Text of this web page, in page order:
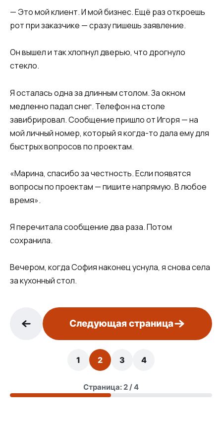
— Это мой клиент. И мой бизнес. Ещё раз откроешь
рот при заказчике — сразу пишешь заявление.
Он вышел и так хлопнул дверью, что дрогнуло
стекло.
Я осталась одна за длинным столом. За окном
медленно падал снег. Телефон на столе
завибрировал. Сообщение пришло от Игоря — на
мой личный номер, который я когда-то дала ему для
быстрых вопросов по проектам.
«Марина, спасибо за честность. Если появятся
вопросы по проектам — пишите напрямую. В любое
время».
Я перечитала сообщение два раза. Потом
сохранила.
Вечером, когда София наконец уснула, я снова села
за кухонный стол.
Следующая страница
1 2 3 4
Страница: 2 / 4